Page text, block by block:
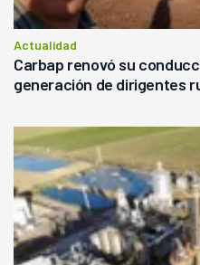
Actualidad
Carbap renovó su
generación de dirigentes